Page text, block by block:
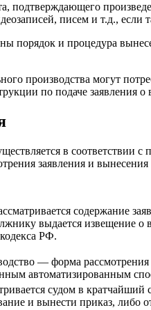
подтверждающего
писем и т.д., если
порядок и процедура
производства могут
по подаче заявления о
в
заявления и вынесения
содержание
выдается извещение
РФ.
— форма рассмотрения
автоматизированным
судом в
и вынести приказ, либо